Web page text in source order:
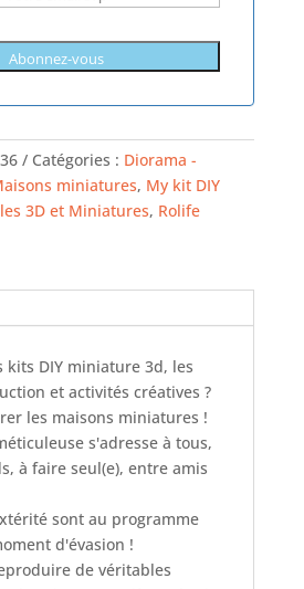
Catégories : Diorama -
miniatures, My kit DIY
3D et Miniatures, Rolife
kits DIY miniature 3d, les
et activités créatives ?
les maisons miniatures !
s'adresse à tous,
à faire seul(e), entre amis
sont au programme
d'évasion !
de véritables